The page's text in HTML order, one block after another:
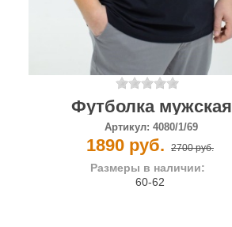
Футболка мужская
Артикул: 4080/1/69
1890 руб. 2700 руб.
Размеры в наличии:
60-62